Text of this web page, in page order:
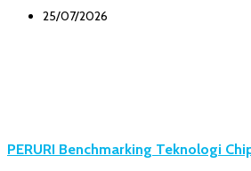
25/07/2026
PERURI Benchmarking Teknologi